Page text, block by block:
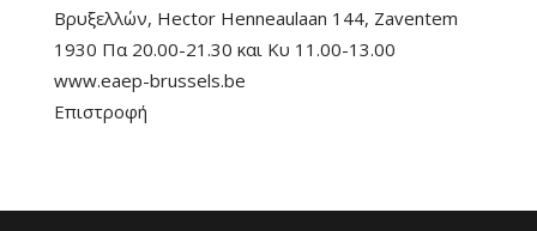
Βρυξελλών, Hector Henneaulaan 144, Zaventem
1930 Πα 20.00-21.30 και Κυ 11.00-13.00
www.eaep-brussels.be
Επιστροφή